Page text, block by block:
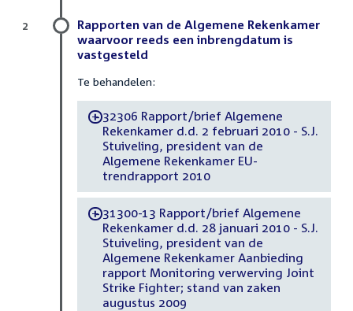
Rapporten van de Algemene Rekenkamer
waarvoor reeds een inbrengdatum is
vastgesteld
Te behandelen:
-32306 Rapport/brief Algemene
Rekenkamer d.d. 2 februari 2010 - S.J.
Stuiveling, president van de
Algemene Rekenkamer EU-
trendrapport 2010
-31300-13 Rapport/brief Algemene
Rekenkamer d.d. 28 januari 2010 - S.J.
Stuiveling, president van de
Algemene Rekenkamer Aanbieding
rapport Monitoring verwerving Joint
Strike Fighter; stand van zaken
augustus 2009
2